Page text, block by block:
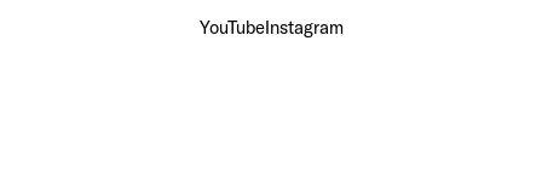
YouTubeInstagram